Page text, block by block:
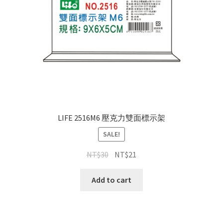
LIFE 2516M6 壓克力雙面標示架
SALE!
NT$30 NT$21
Add to cart